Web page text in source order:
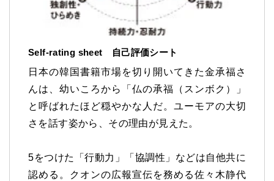
Self-rating sheet 自己評価シート
日本の韓国書籍市場を切り開いてきた金承福さ
んは、幼いころから「仏の承福（スンボク）」
と呼ばれたほど穏やかな人だ。ユーモアの大切
さを話す姿から、その理由が見えた。
5をつけた「行動力」「協調性」などは自他共に
認める。クオンの広報宣伝を務める佐々木静代